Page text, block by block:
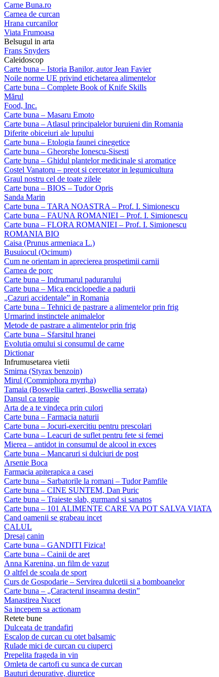
Carne Buna.ro
Carnea de curcan
Hrana curcanilor
Viata Frumoasa
Belsugul in arta
Frans Snyders
Caleidoscop
Carte buna – Istoria Banilor, autor Jean Favier
Noile norme UE privind etichetarea alimentelor
Carte buna – Complete Book of Knife Skills
Mărul
Food, Inc.
Carte buna – Masaru Emoto
Carte buna – Atlasul principalelor buruieni din Romania
Diferite obiceiuri ale lupului
Carte buna – Etologia faunei cinegetice
Carte buna – Gheorghe Ionescu-Sisesti
Carte buna – Ghidul plantelor medicinale si aromatice
Costel Vanatoru – preot si cercetator in legumicultura
Graul nostru cel de toate zilele
Carte buna – BIOS – Tudor Opris
Sanda Marin
Carte buna – TARA NOASTRA – Prof. I. Simionescu
Carte buna – FAUNA ROMANIEI – Prof. I. Simionescu
Carte buna – FLORA ROMANIEI – Prof. I. Simionescu
ROMANIA BIO
Caisa (Prunus armeniaca L.)
Busuiocul (Ocimum)
Cum ne orientam in aprecierea prospetimii carnii
Carnea de porc
Carte buna – Indrumarul padurarului
Carte buna – Mica enciclopedie a padurii
„Cazuri accidentale” in Romania
Carte buna – Tehnici de pastrare a alimentelor prin frig
Urmarind instinctele animalelor
Metode de pastrare a alimentelor prin frig
Carte buna – Sfarsitul hranei
Evolutia omului si consumul de carne
Dictionar
Infrumusetarea vietii
Smirna (Styrax benzoin)
Mirul (Commiphora myrrha)
Tamaia (Boswellia carteri, Boswellia serrata)
Dansul ca terapie
Arta de a te vindeca prin culori
Carte buna – Farmacia naturii
Carte buna – Jocuri-exercitiu pentru prescolari
Carte buna – Leacuri de suflet pentru fete si femei
Mierea – antidot in consumul de alcool in exces
Carte buna – Mancaruri si dulciuri de post
Arsenie Boca
Farmacia apiterapica a casei
Carte buna – Sarbatorile la romani – Tudor Pamfile
Carte buna – CINE SUNTEM, Dan Puric
Carte buna – Traieste slab, gurmand si sanatos
Carte buna – 101 ALIMENTE CARE VA POT SALVA VIATA
Cand oamenii se grabeau incet
CALUL
Dresaj canin
Carte buna – GANDITI Fizica!
Carte buna – Cainii de aret
Anna Karenina, un film de vazut
O altfel de scoala de sport
Curs de Gospodarie – Servirea dulcetii si a bomboanelor
Carte buna – „Caracterul inseamna destin”
Manastirea Nucet
Sa incepem sa actionam
Retete bune
Dulceata de trandafiri
Escalop de curcan cu otet balsamic
Rulade mici de curcan cu ciuperci
Prepelita frageda in vin
Omleta de cartofi cu sunca de curcan
Bauturi depurative, diuretice